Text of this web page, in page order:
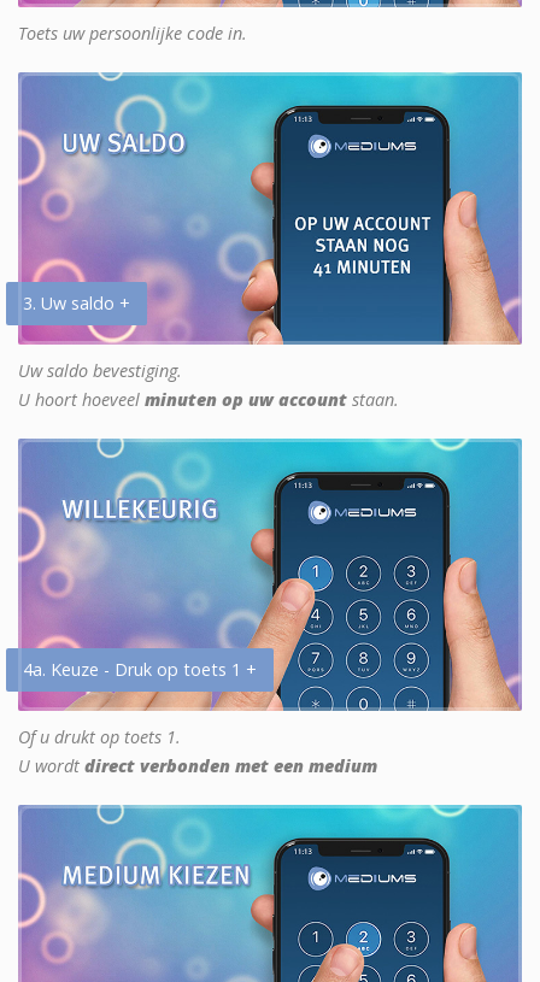
Toets uw persoonlijke code in.
3. Uw saldo +
Uw saldo bevestiging.
U hoort hoeveel minuten op uw account staan.
4a. Keuze - Druk op toets 1 +
Of u drukt op toets 1.
U wordt direct verbonden met een medium